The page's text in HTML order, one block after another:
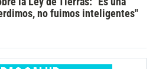
no fuimos inteligentes"